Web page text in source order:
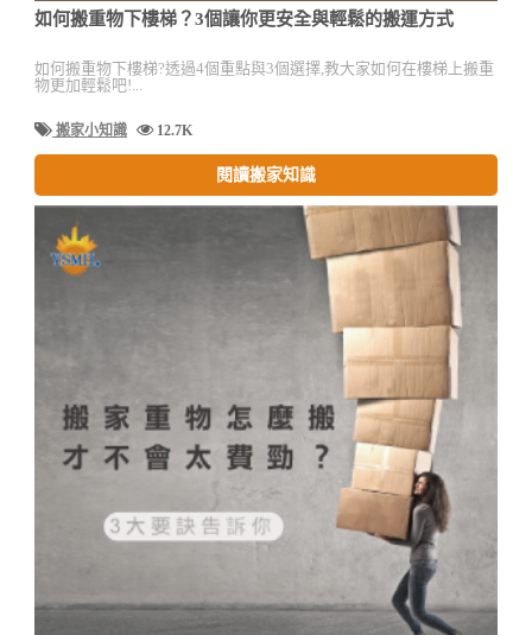
如何搬重物下樓梯？3個讓你更安全與輕鬆的搬運方式
如何搬重物下樓梯?透過4個重點與3個選擇,教大家如何在樓梯上搬重
物更加輕鬆吧!...
搬家小知識 12.7K
閱讀搬家知識